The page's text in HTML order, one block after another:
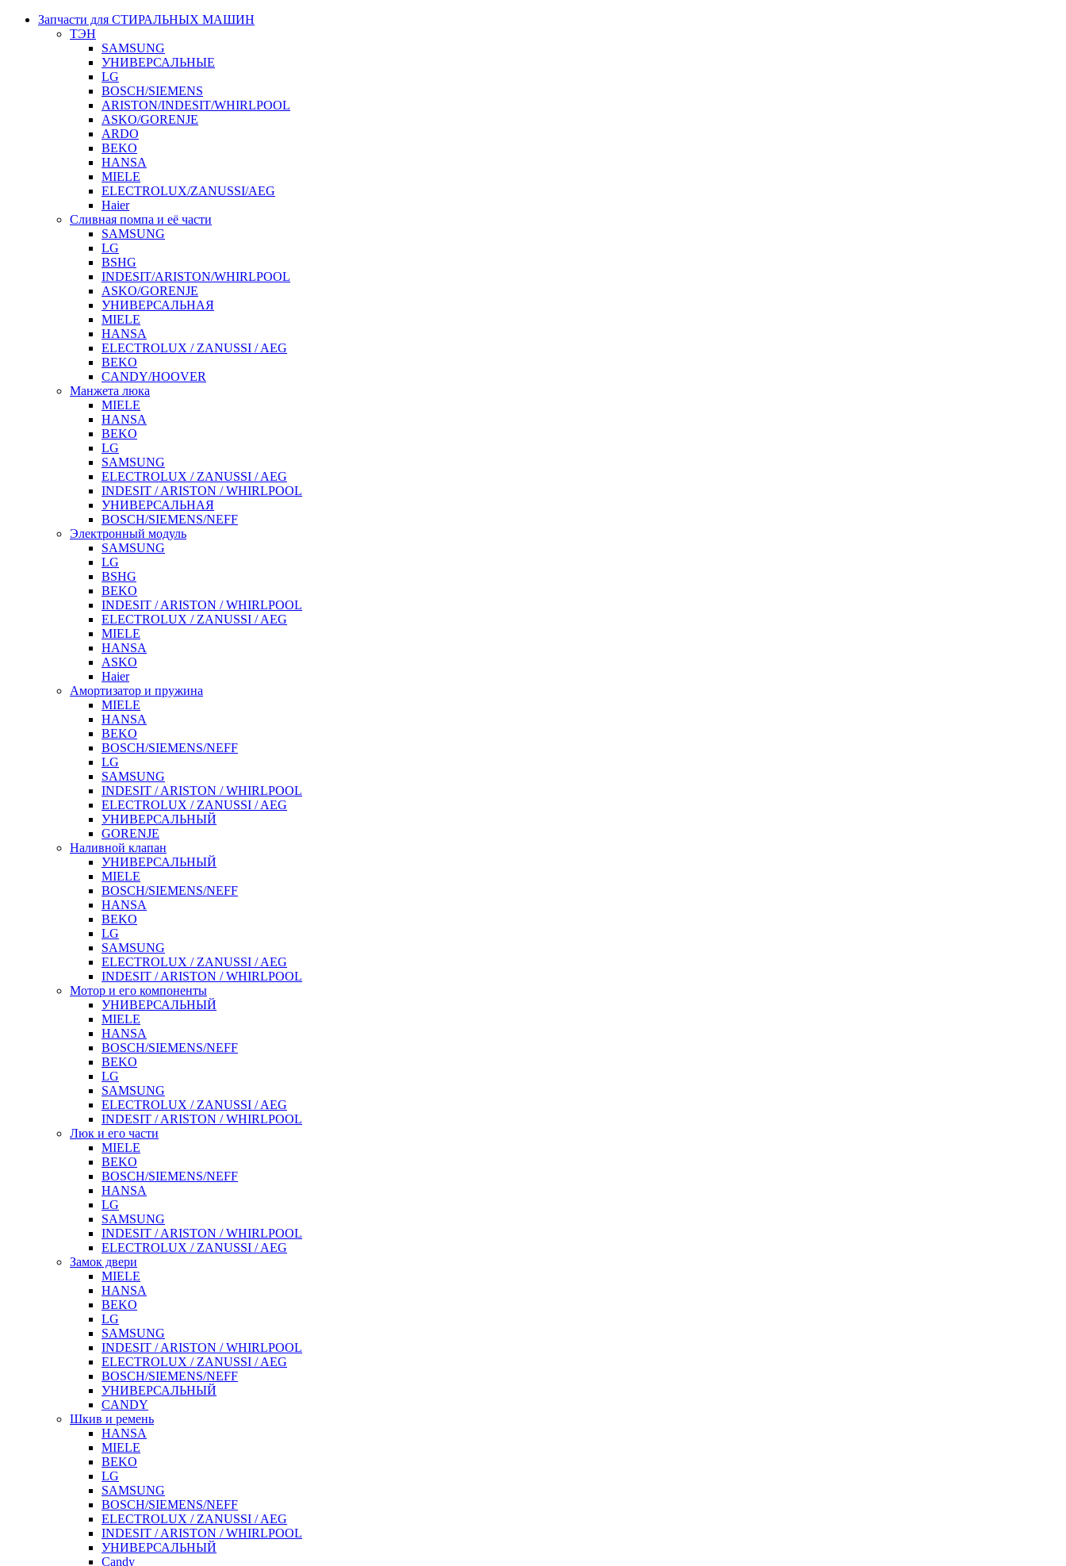
Запчасти для СТИРАЛЬНЫХ МАШИН
ТЭН
SAMSUNG
УНИВЕРСАЛЬНЫЕ
LG
BOSCH/SIEMENS
ARISTON/INDESIT/WHIRLPOOL
ASKO/GORENJE
ARDO
BEKO
HANSA
MIELE
ELECTROLUX/ZANUSSI/AEG
Haier
Сливная помпа и её части
SAMSUNG
LG
BSHG
INDESIT/ARISTON/WHIRLPOOL
ASKO/GORENJE
УНИВЕРСАЛЬНАЯ
MIELE
HANSA
ELECTROLUX / ZANUSSI / AEG
BEKO
CANDY/HOOVER
Манжета люка
MIELE
HANSA
BEKO
LG
SAMSUNG
ELECTROLUX / ZANUSSI / AEG
INDESIT / ARISTON / WHIRLPOOL
УНИВЕРСАЛЬНАЯ
BOSCH/SIEMENS/NEFF
Электронный модуль
SAMSUNG
LG
BSHG
BEKO
INDESIT / ARISTON / WHIRLPOOL
ELECTROLUX / ZANUSSI / AEG
MIELE
HANSA
ASKO
Haier
Амортизатор и пружина
MIELE
HANSA
BEKO
BOSCH/SIEMENS/NEFF
LG
SAMSUNG
INDESIT / ARISTON / WHIRLPOOL
ELECTROLUX / ZANUSSI / AEG
УНИВЕРСАЛЬНЫЙ
GORENJE
Наливной клапан
УНИВЕРСАЛЬНЫЙ
MIELE
BOSCH/SIEMENS/NEFF
HANSA
BEKO
LG
SAMSUNG
ELECTROLUX / ZANUSSI / AEG
INDESIT / ARISTON / WHIRLPOOL
Мотор и его компоненты
УНИВЕРСАЛЬНЫЙ
MIELE
HANSA
BOSCH/SIEMENS/NEFF
BEKO
LG
SAMSUNG
ELECTROLUX / ZANUSSI / AEG
INDESIT / ARISTON / WHIRLPOOL
Люк и его части
MIELE
BEKO
BOSCH/SIEMENS/NEFF
HANSA
LG
SAMSUNG
INDESIT / ARISTON / WHIRLPOOL
ELECTROLUX / ZANUSSI / AEG
Замок двери
MIELE
HANSA
BEKO
LG
SAMSUNG
INDESIT / ARISTON / WHIRLPOOL
ELECTROLUX / ZANUSSI / AEG
BOSCH/SIEMENS/NEFF
УНИВЕРСАЛЬНЫЙ
CANDY
Шкив и ремень
HANSA
MIELE
BEKO
LG
SAMSUNG
BOSCH/SIEMENS/NEFF
ELECTROLUX / ZANUSSI / AEG
INDESIT / ARISTON / WHIRLPOOL
УНИВЕРСАЛЬНЫЙ
Candy